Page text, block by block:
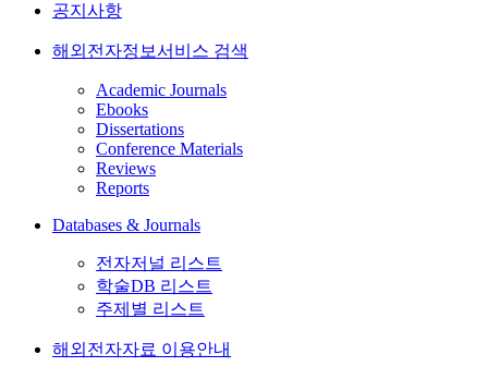
공지사항
해외전자정보서비스 검색
Academic Journals
Ebooks
Dissertations
Conference Materials
Reviews
Reports
Databases & Journals
전자저널 리스트
학술DB 리스트
주제별 리스트
해외전자자료 이용안내